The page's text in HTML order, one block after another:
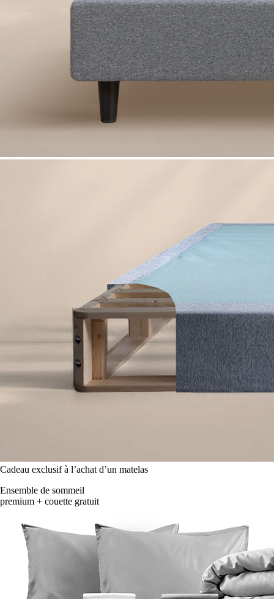
Cadeau exclusif à l’achat d’un matelas
Ensemble de sommeil
premium + couette gratuit